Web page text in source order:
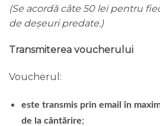
(Se acordă câte 50 lei pentru
de deșeuri predate.)
Transmiterea voucherului
Voucherul:
este transmis prin email în
de la cântărire;